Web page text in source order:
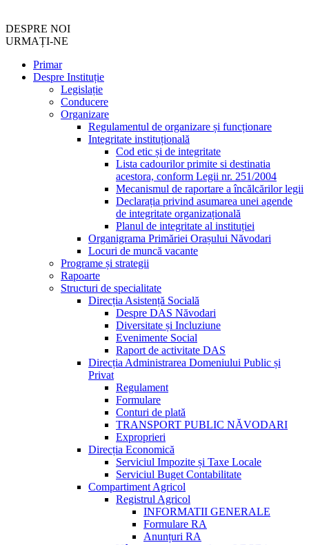
DESPRE NOI
URMAȚI-NE
Primar
Despre Instituție
Legislație
Conducere
Organizare
Regulamentul de organizare și funcționare
Integritate instituțională
Cod etic și de integritate
Lista cadourilor primite si destinatia
acestora, conform Legii nr. 251/2004
Mecanismul de raportare a încălcărilor legii
Declarația privind asumarea unei agende
de integritate organizațională
Planul de integritate al instituției
Organigrama Primăriei Orașului Năvodari
Locuri de muncă vacante
Programe și strategii
Rapoarte
Structuri de specialitate
Direcția Asistență Socială
Despre DAS Năvodari
Diversitate și Incluziune
Evenimente Social
Raport de activitate DAS
Direcția Administrarea Domeniului Public și
Privat
Regulament
Formulare
Conturi de plată
TRANSPORT PUBLIC NĂVODARI
Exproprieri
Direcția Economică
Serviciul Impozite și Taxe Locale
Serviciul Buget Contabilitate
Compartiment Agricol
Registrul Agricol
INFORMATII GENERALE
Formulare RA
Anunțuri RA